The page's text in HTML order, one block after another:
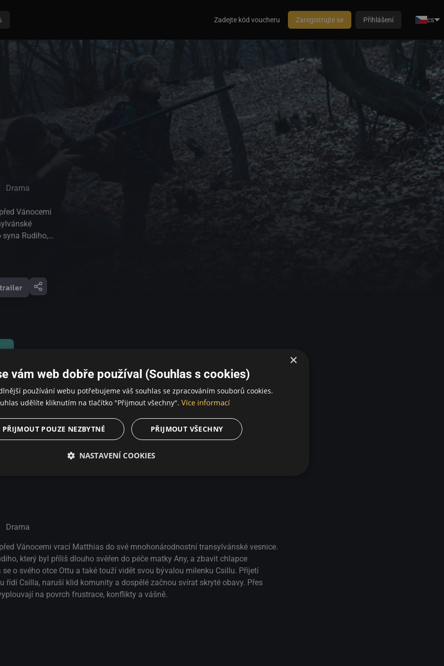
Zadejte kód voucheru Zaregistrujte se Přihlášení cs
Drama
Vánocemi
syna Rudiho,
Stará se o
kterou řídí
skryté
Drama
Vánocemi vrací Matthias do své mnohonárodnostní transylvánské vesnice.
který byl příliš dlouho svěřen do péče matky Any, a zbavit chlapce
o svého otce Ottu a také touží vidět svou bývalou milenku Csillu. Přijetí
řídí Csilla, naruší klid komunity a dospělé začnou svírat skryté obavy. Přes
na povrch frustrace, konflikty a vášně.
×
vám web dobře používal (Souhlas s cookies)
používání webu potřebujeme váš souhlas se zpracováním souborů cookies.
udělíte kliknutím na tlačítko "Přijmout všechny". Více informací
PŘIJMOUT VŠECHNY
PŘIJMOUT POUZE NEZBYTNÉ
NASTAVENÍ COOKIES